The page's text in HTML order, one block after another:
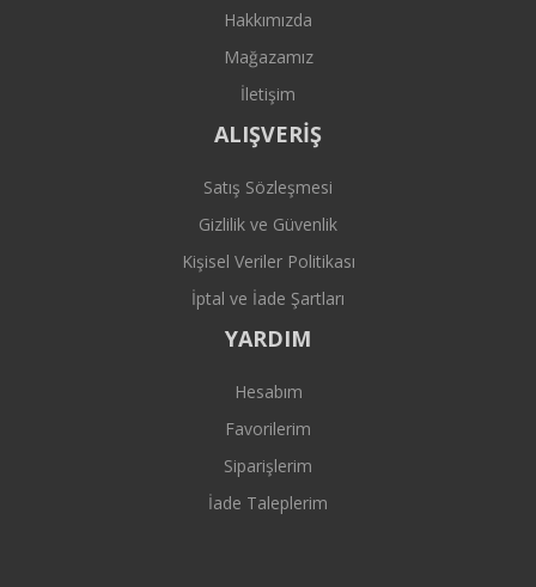
Hakkımızda
Mağazamız
İletişim
ALIŞVERİŞ
Satış Sözleşmesi
Gizlilik ve Güvenlik
Kişisel Veriler Politikası
İptal ve İade Şartları
YARDIM
Hesabım
Favorilerim
Siparişlerim
İade Taleplerim